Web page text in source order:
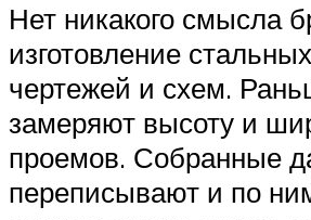
Нет никакого смысла
изготовление
чертежей и схем.
замеряют высоту и
проемов. Собранные
переписывают и по